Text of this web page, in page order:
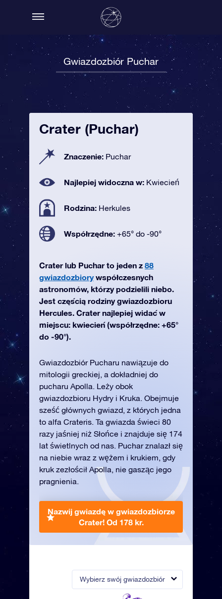
Gwiazdozbiór Puchar
Wybierz swój gwiazdozbiór
Crater (Puchar)
Znaczenie: Puchar
Najlepiej widoczna w: Kwiecień
Rodzina: Herkules
Współrzędne: +65° do -90°
Crater lub Puchar to jeden z 88
gwiazdozbiorywspółczesnych
astronomów, którzy podzielili niebo.
Jest częścią rodziny gwiazdozbioru
Hercules. Crater najlepiej widać w
miejscu: kwiecień (współrzędne: +65°
do -90°).
Gwiazdozbiór Pucharu nawiązuje do
mitologii greckiej, a dokładniej do
pucharu Apolla. Leży obok
gwiazdozbioru Hydry i Kruka. Obejmuje
sześć głównych gwiazd, z których jedna
to alfa Crateris. Ta gwiazda świeci 80
razy jaśniej niż Słońce i znajduje się 174
lat świetlnych od nas. Puchar znalazł się
na niebie wraz z wężem i krukiem, gdy
kruk zezłościł Apolla, nie gasząc jego
pragnienia.
Nazwij gwiazdę w gwiazdozbiorze
Crater! Od 178 kr.